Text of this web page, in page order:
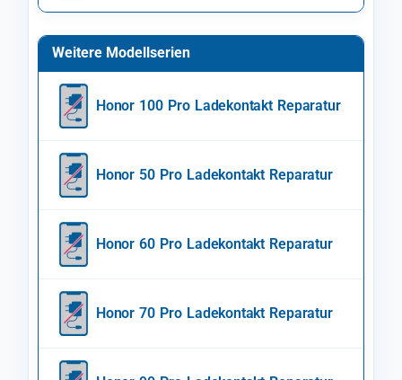
Weitere Modellserien
Honor 100 Pro Ladekontakt Reparatur
Honor 50 Pro Ladekontakt Reparatur
Honor 60 Pro Ladekontakt Reparatur
Honor 70 Pro Ladekontakt Reparatur